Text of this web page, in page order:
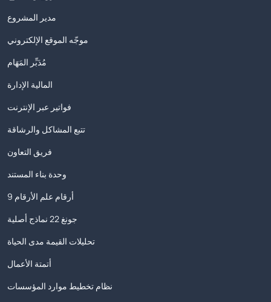
مدير المشروع
موجّه الموقع الإلكتروني
مُدَبِّر المَهَام
المالية الإدارة
فواتير عبر الإنترنت
تتبع المشاكل والرشاقة
فريق التعاون
وحدة بناء المستند
9 أرقام علم الأرقام
جونغ 22 نماذج أصلية
تحليلات القيمة مدى الحياة
أتمتة الأعمال
نظام تخطيط موارد المؤسسات